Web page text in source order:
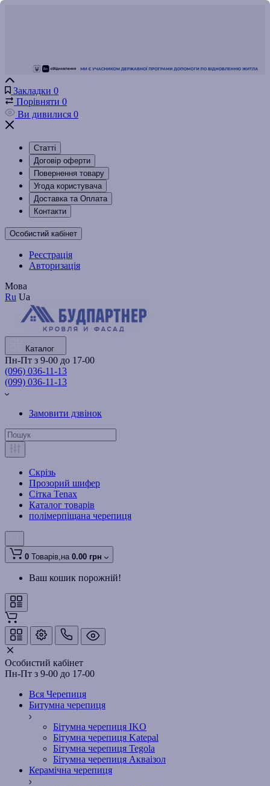
Закладки 0
Порівняти 0
Ви дивилися 0
Статті
Договір оферти
Повернення товару
Угода користувача
Доставка та Оплата
Контакти
Особистий кабінет
Реєстрація
Авторизація
Мова
Ru Ua
Каталог
Пн-Пт з 9-00 до 17-00
(096) 036-11-13
(099) 036-11-13
Замовити дзвінок
Скрізь
Прозорий шифер
Сітка Tenax
Каталог товарів
полімерпіщана черепиця
0 Товарів,на 0.00 грн
Ваш кошик порожній!
Особистий кабінет
Пн-Пт з 9-00 до 17-00
Вся Черепиця
Битумна черепиця
Бітумна черепиця IKO
Бітумна черепиця Katepal
Бітумна черепиця Tegola
Бітумна черепиця Акваізол
Керамічна черепиця